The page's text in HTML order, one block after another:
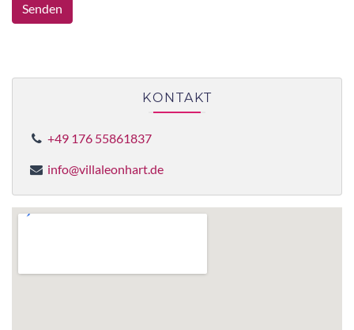
Senden
KONTAKT
+49 176 55861837
info@villaleonhart.de